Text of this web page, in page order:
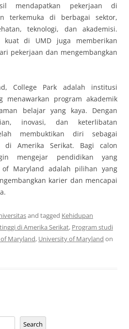
mendapatkan pekerjaan di
terkemuka di berbagai sektor,
teknologi, dan akademisi.
kuat di UMD juga memberikan
pekerjaan dan mengembangkan
College Park adalah institusi
menawarkan program akademik
belajar yang kaya. Dengan
inovasi, dan keterlibatan
membuktikan diri sebagai
di Amerika Serikat. Bagi calon
mengejar pendidikan yang
of Maryland adalah pilihan yang
karier dan mencapai
and tagged Kehidupan
di Amerika Serikat, Program studi
Maryland, University of Maryland on
Search